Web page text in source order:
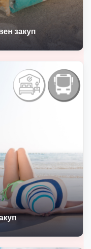
закуп